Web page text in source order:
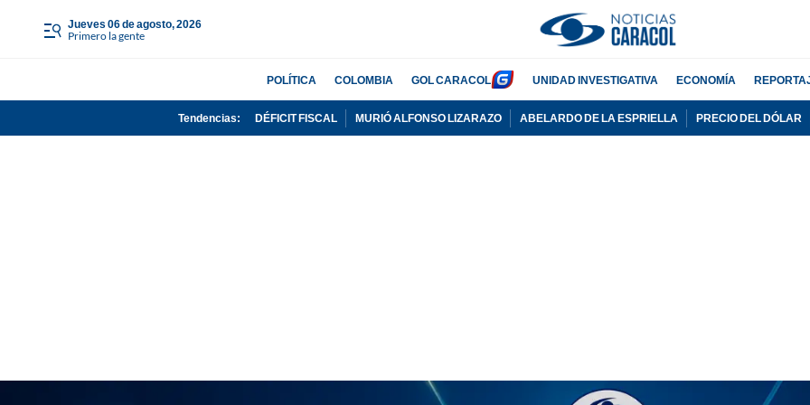
jueves 06 de agosto, 2026
Primero la gente
POLÍTICA COLOMBIA GOL CARACOL UNIDAD INVESTIGATIVA ECONOMÍA
Tendencias: DÉFICIT FISCAL MURIÓ ALFONSO LIZARAZO ABELARDO DE LA ESPRIELLA PRECIO DEL DÓLAR